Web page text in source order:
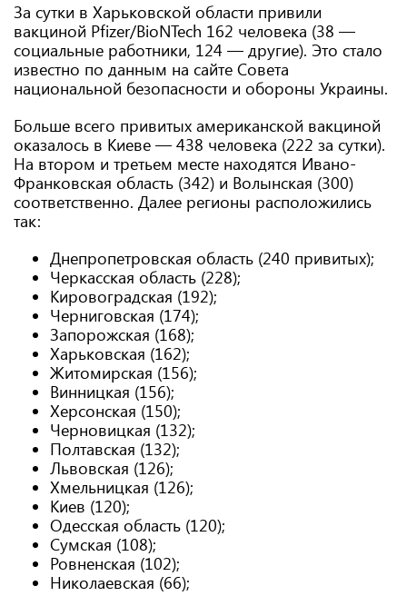
За сутки в Харьковской области привили
вакциной Pfizer/BioNTech 162 человека (38 —
социальные работники, 124 — другие). Это стало
известно по данным на сайте Совета
национальной безопасности и обороны Украины.
Больше всего привитых американской вакциной
оказалось в Киеве — 438 человека (222 за сутки).
На втором и третьем месте находятся Ивано-
Франковская область (342) и Волынская (300)
соответственно. Далее регионы расположились
так:
Днепропетровская область (240 привитых);
Черкасская область (228);
Кировоградская (192);
Черниговская (174);
Запорожская (168);
Харьковская (162);
Житомирская (156);
Винницкая (156);
Херсонская (150);
Черновицкая (132);
Полтавская (132);
Львовская (126);
Хмельницкая (126);
Киев (120);
Одесская область (120);
Сумская (108);
Ровненская (102);
Николаевская (66);